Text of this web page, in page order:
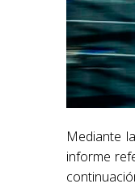
Mediante
informe